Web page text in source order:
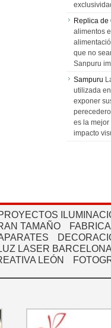
Replica de
alimentos
que no
Sanpuru
Sampuru
utilizada
exponer
es la mejor
impacto
TAMAÑO
LASER
LEÓN